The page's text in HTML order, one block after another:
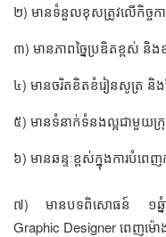
២) មានទំនួលខុសត្រូវលើកិច្ចកា
៣) មានភាពច្នៃប្រឌិតខ្ពស់ និ
៤) មានចរិតខិតខំរៀនសូត្រ និ
៥) មានទំនាក់ទំនងល្អជាមួយក្រុ
៦) ​មានឆន្ទៈខ្ពស់ក្នុង​ការ​បំពេញ​
៧) មានបទ​ពិសោធន៍ ១​ឆ្នំាយ៉
Graphic Designer ពេញម៉ោ